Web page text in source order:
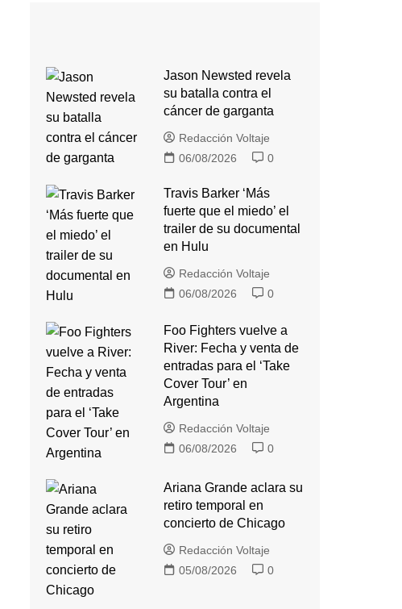
Jason Newsted revela
su batalla contra el
cáncer de garganta
Redacción Voltaje
06/08/2026
0
Travis Barker ‘Más
fuerte que el miedo’ el
trailer de su documental
en Hulu
Redacción Voltaje
06/08/2026
0
Foo Fighters vuelve a
River: Fecha y venta de
entradas para el ‘Take
Cover Tour’ en
Argentina
Redacción Voltaje
06/08/2026
0
Ariana Grande aclara su
retiro temporal en
concierto de Chicago
Redacción Voltaje
05/08/2026
0